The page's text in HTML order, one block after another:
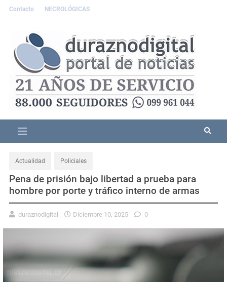
Contacto NECROLÓGICAS
Actualidad Policiales
Pena de prisión bajo libertad a prueba para
hombre por porte y tráfico interno de armas
duraznodigital Diciembre 10, 2025 0